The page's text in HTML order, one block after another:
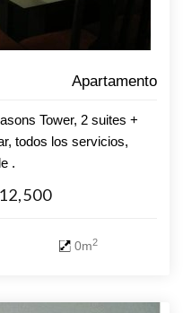
Apartamento
Tower, 2 suites +
todos los servicios,
.
0m2